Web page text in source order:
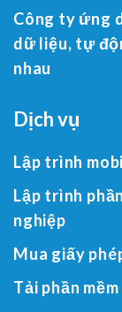
Công ty ứng
dữ liệu, tự
nhau
Dịch vụ
Lập trình
Lập trình
nghiệp
Mua giấy
Tải phần mềm